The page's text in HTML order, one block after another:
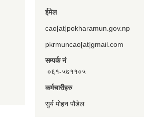
ईमेल
cao[at]pokharamun.gov.np
pkrmuncao[at]gmail.com
सम्पर्क नं
०६१-५७११०५
कर्मचारीहरु
सुर्य मोहन पौडेल